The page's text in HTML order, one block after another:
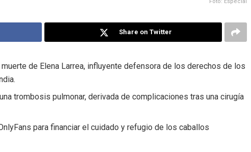
Share on Twitter
de Elena Larrea, influyente defensora de los derechos de los
trombosis pulmonar, derivada de complicaciones tras una cirugía
para financiar el cuidado y refugio de los caballos